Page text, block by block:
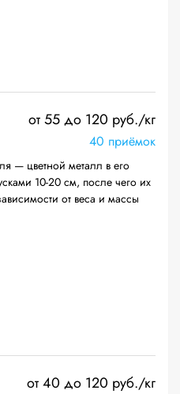
от 55 до 120 руб./кг
40 приёмок
— цветной металл в его
10-20 см, после чего их
от веса и массы
от 40 до 120 руб./кг